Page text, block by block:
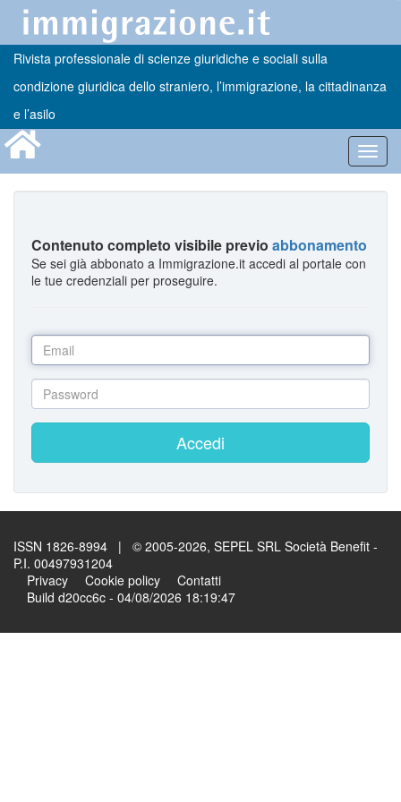
Rivista professionale di scienze giuridiche e sociali sulla
condizione giuridica dello straniero, l’immigrazione, la cittadinanza
e l’asilo
Contenuto completo visibile previo abbonamento
Se sei già abbonato a Immigrazione.it accedi al portale con
le tue credenziali per proseguire.
Accedi
ISSN 1826-8994 | © 2005-2026, SEPEL SRL Società Benefit -
P.I. 00497931204
Privacy
Cookie policy
Contatti
Build d20cc6c - 04/08/2026 18:19:47